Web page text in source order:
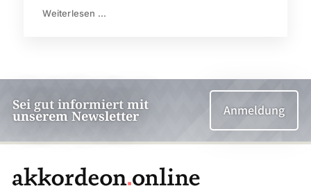
Weiterlesen ...
Sei gut informiert mit
unserem Newsletter Anmeldung